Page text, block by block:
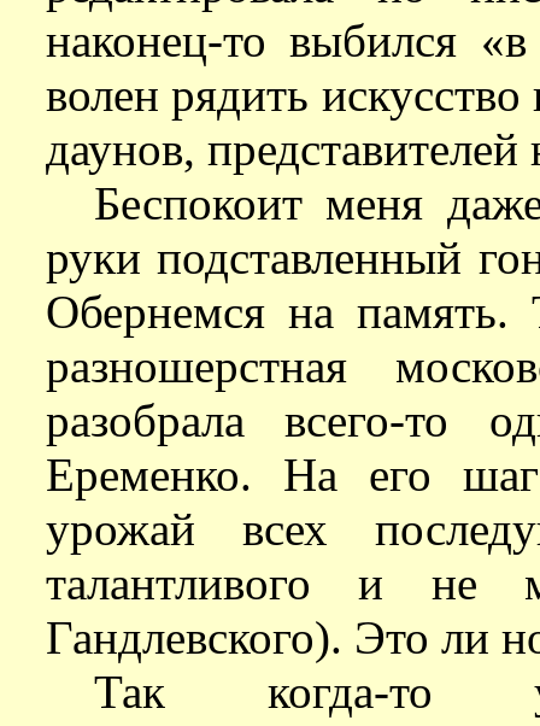
наконец-то выбился
волен рядить
даунов,
Беспокоит меня
руки подставленный
Обернемся на память.
разношерстная
разобрала всего-то
Еременко. На его
урожай всех
талантливого и не
Гандлевского). Это ли
Так когда-то